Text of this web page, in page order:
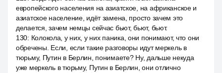
европейского населения на азиатское, на африканское и
азиатское население, идёт замена, просто зачем это
делается, зачем немцы сейчас бьют, бьют, бьют.
130: Колокола, у них, у них паника, они понимают, что они
обречены. Если, если такие разговоры идут меркель в
тюрьму, Путин в Берлин, понимаете? Ну, дальше некуда
уже меркель в тюрьму, Путин в Берлин, они отлично